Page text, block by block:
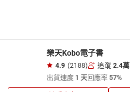
樂天Kobo電子書
4.9 (2188) 追蹤 2.4萬
出貨速度 1 天回應率57%